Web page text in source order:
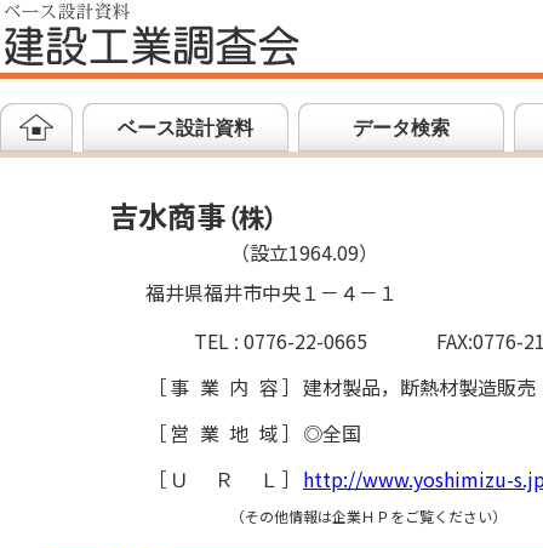
ベース設計資料 データ検索
吉水商事（株）
（設立1964.09）
福井県福井市中央１－４－１
TEL : 0776-22-0665
FAX:0776-
［事業内容］ 建材製品，断熱材製造販売
［ 営業地域］ ◎全国
［ ＵＲＬ ］ http://www.yoshimizu-
（その他情報は企業ＨＰをご覧ください）